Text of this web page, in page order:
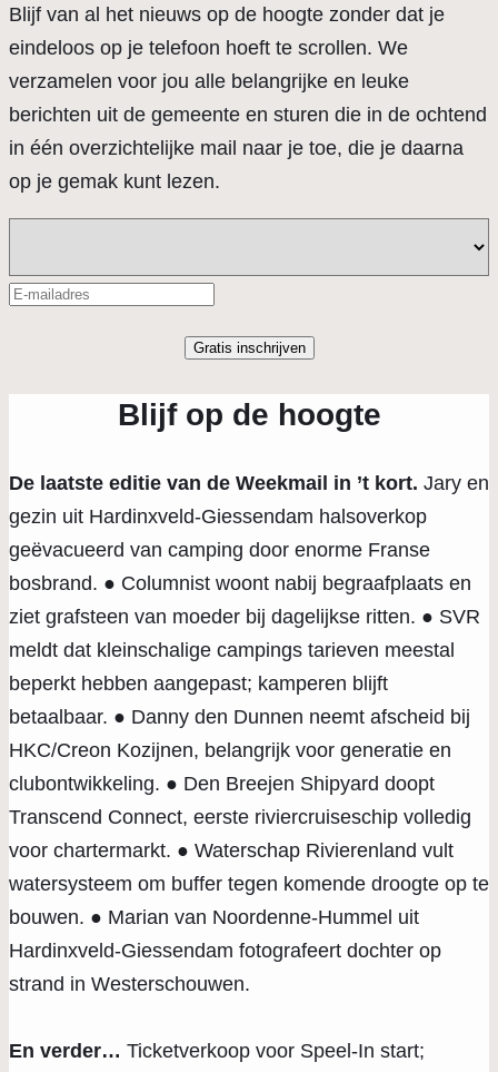
Blijf van al het nieuws op de hoogte zonder dat je
eindeloos op je telefoon hoeft te scrollen. We
verzamelen voor jou alle belangrijke en leuke
berichten uit de gemeente en sturen die in de ochtend
in één overzichtelijke mail naar je toe, die je daarna
op je gemak kunt lezen.
Blijf op de hoogte
De laatste editie van de Weekmail in ’t kort. Jary en
gezin uit Hardinxveld-Giessendam halsoverkop
geëvacueerd van camping door enorme Franse
bosbrand. ● Columnist woont nabij begraafplaats en
ziet grafsteen van moeder bij dagelijkse ritten. ● SVR
meldt dat kleinschalige campings tarieven meestal
beperkt hebben aangepast; kamperen blijft
betaalbaar. ● Danny den Dunnen neemt afscheid bij
HKC/Creon Kozijnen, belangrijk voor generatie en
clubontwikkeling. ● Den Breejen Shipyard doopt
Transcend Connect, eerste riviercruiseschip volledig
voor chartermarkt. ● Waterschap Rivierenland vult
watersysteem om buffer tegen komende droogte op te
bouwen. ● Marian van Noordenne-Hummel uit
Hardinxveld-Giessendam fotografeert dochter op
strand in Westerschouwen.
En verder… Ticketverkoop voor Speel-In start;